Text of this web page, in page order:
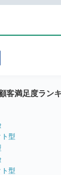
客満足度ラン
ト型
ト型